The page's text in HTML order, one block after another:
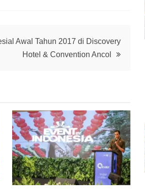
Awal Tahun 2017 di Discovery
Hotel & Convention Ancol